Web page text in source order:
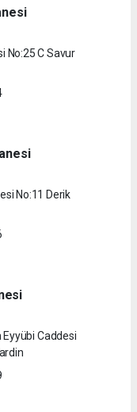
No:25 C Savur
No:11 Derik
Eyyübi Caddesi